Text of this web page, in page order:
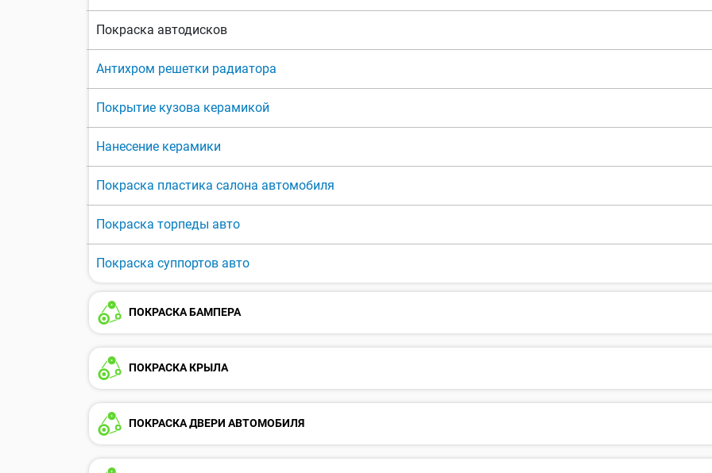
Покраска автодисков
Антихром решетки радиатора
Покрытие кузова керамикой
Нанесение керамики
Покраска пластика салона автомобиля
Покраска торпеды авто
Покраска суппортов авто
ПОКРАСКА БАМПЕРА
ПОКРАСКА КРЫЛА
ПОКРАСКА ДВЕРИ АВТОМОБИЛЯ